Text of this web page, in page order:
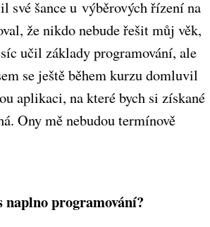
své šance u výběrových řízení na
že nikdo nebude řešit můj věk,
učil základy programování, ale
se ještě během kurzu domluvil
aplikaci, na které bych si získané
Ony mě nebudou termínově
programování?